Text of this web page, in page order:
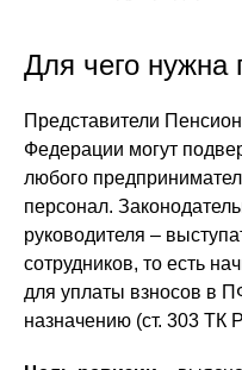
Для чего
Представители
Федерации могут
любого
персонал.
руководителя –
сотрудников, то есть
для уплаты взносов в
назначению (ст. 303 ТК